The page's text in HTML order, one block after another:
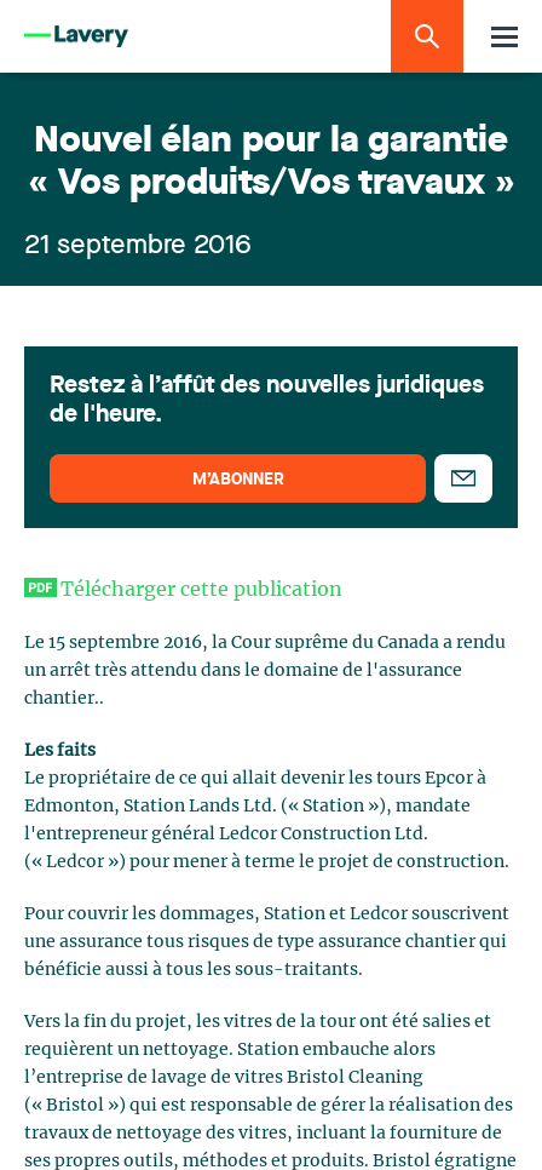
Nouvel élan pour la garantie
« Vos produits/Vos travaux »
21 septembre 2016
Télécharger cette publication
Le 15 septembre 2016, la Cour suprême du Canada a rendu
un arrêt très attendu dans le domaine de l'assurance
chantier..
Les faits
Le propriétaire de ce qui allait devenir les tours Epcor à
Edmonton, Station Lands Ltd. (« Station »), mandate
l'entrepreneur général Ledcor Construction Ltd.
(« Ledcor ») pour mener à terme le projet de construction.
Pour couvrir les dommages, Station et Ledcor souscrivent
une assurance tous risques de type assurance chantier qui
bénéficie aussi à tous les sous-traitants.
Vers la fin du projet, les vitres de la tour ont été salies et
requièrent un nettoyage. Station embauche alors
l’entreprise de lavage de vitres Bristol Cleaning
(« Bristol ») qui est responsable de gérer la réalisation des
travaux de nettoyage des vitres, incluant la fourniture de
ses propres outils, méthodes et produits. Bristol égratigne
Restez à l’affût des nouvelles juridiques
de l'heure.
M’ABONNER